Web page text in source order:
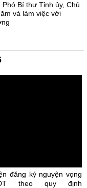
Bí thư Tỉnh ủy, Chủ
và làm việc với
đăng ký nguyện vọng
theo quy định